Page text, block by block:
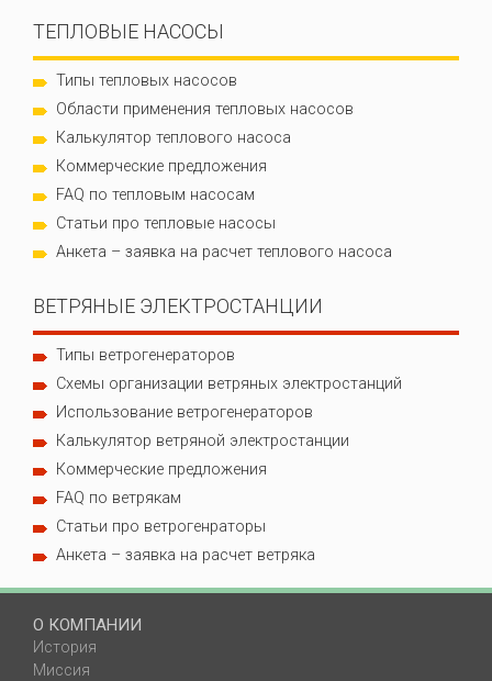
ТЕПЛОВЫЕ НАСОСЫ
Типы тепловых насосов
Области применения тепловых насосов
Калькулятор теплового насоса
Коммерческие предложения
FAQ по тепловым насосам
Статьи про тепловые насосы
Анкета – заявка на расчет теплового насоса
ВЕТРЯНЫЕ ЭЛЕКТРОСТАНЦИИ
Типы ветрогенераторов
Схемы организации ветряных электростанций
Использование ветрогенераторов
Калькулятор ветряной электростанции
Коммерческие предложения
FAQ по ветрякам
Статьи про ветрогенраторы
Анкета – заявка на расчет ветряка
О КОМПАНИИ
История
Миссия